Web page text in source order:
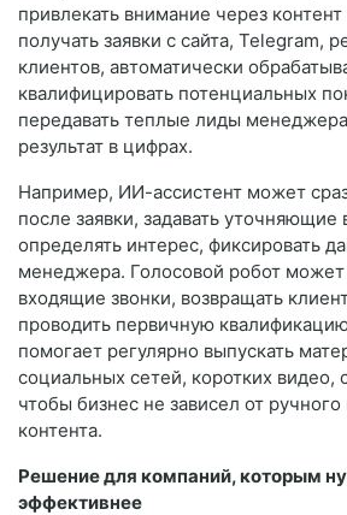
привлекать внимание через
получать заявки с сайта, Telegram,
клиентов, автоматически
квалифицировать потенциальных
передавать теплые лиды
результат в цифрах.
Например, ИИ-ассистент может
после заявки, задавать уточняющие
определять интерес, фиксировать
менеджера. Голосовой робот
входящие звонки, возвращать
проводить первичную
помогает регулярно выпускать
социальных сетей, коротких видео,
чтобы бизнес не зависел от ручного
контента.
Решение для компаний, которым
эффективнее